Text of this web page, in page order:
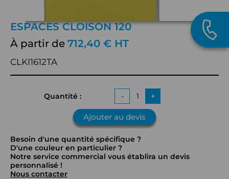
ESPACES CLOISON 120
À partir de 712,40 € HT
CLKI1612TA
Quantité : - +
Ajouter au devis
Besoin d'une quantité spécifique ?
D'une couleur en particulier ?
Notre service commercial vous établira un devis
personnalisé !
Nous contacter